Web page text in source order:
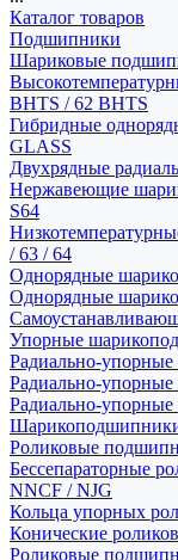
Каталог товаров
Подшипники
Шариковые
BHTS / 62 BHTS
Гибридные
GLASS
Двухрядные
Нержавеющие
S64
/ 63 / 64
Однорядные
Однорядные
Упорные
Радиально-
Радиально-
Радиально-
Роликовые
Бессепараторные
NNCF / NJG
Кольца упорных
Конические
Роликовые